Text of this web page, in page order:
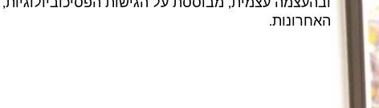
האחרונות.